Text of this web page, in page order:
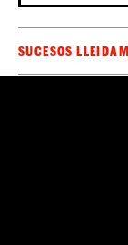
SUCESOS LLEIDA